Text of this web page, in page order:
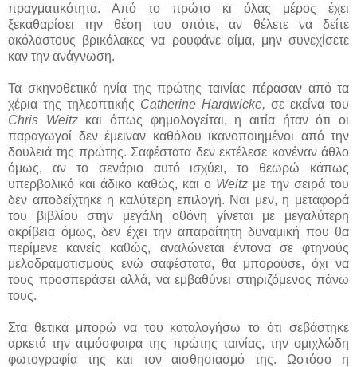
πραγματικότητα. Από το πρώτο κι όλας μέρος έχει
ξεκαθαρίσει την θέση του οπότε, αν θέλετε να δείτε
ακόλαστους βρικόλακες να ρουφάνε αίμα, μην συνεχίσετε
καν την ανάγνωση.
Τα σκηνοθετικά ηνία της πρώτης ταινίας πέρασαν από τα
χέρια της τηλεοπτικής Catherine Hardwicke, σε εκείνα του
Chris Weitzκαι όπως φημολογείται, η αιτία ήταν ότι οι
παραγωγοί δεν έμειναν καθόλου ικανοποιημένοι από την
δουλειά της πρώτης. Σαφέστατα δεν εκτέλεσε κανέναν άθλο
όμως, αν το σενάριο αυτό ισχύει, το θεωρώ κάπως
υπερβολικό και άδικο καθώς, και ο Weitz με την σειρά του
δεν αποδείχτηκε η καλύτερη επιλογή. Ναι μεν, η μεταφορά
του βιβλίου στην μεγάλη οθόνη γίνεται με μεγαλύτερη
ακρίβεια όμως, δεν έχει την απαραίτητη δυναμική που θα
περίμενε κανείς καθώς, αναλώνεται έντονα σε φτηνούς
μελοδραματισμούς ενώ σαφέστατα, θα μπορούσε, όχι να
τους προσπεράσει αλλά, να εμβαθύνει στηριζόμενος πάνω
τους.
Στα θετικά μπορώ να του καταλογήσω το ότι σεβάστηκε
αρκετά την ατμόσφαιρα της πρώτης ταινίας, την ομιχλώδη
φωτογραφία της και τον αισθησιασμό της. Ωστόσο η